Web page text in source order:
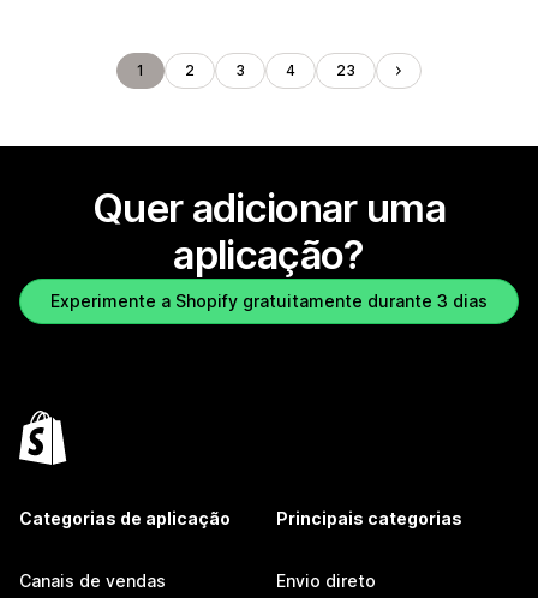
1 2 3 4 23
Quer adicionar uma
aplicação?
Experimente a Shopify gratuitamente durante 3 dias
Categorias de aplicação
Canais de vendas
Principais categorias
Envio direto